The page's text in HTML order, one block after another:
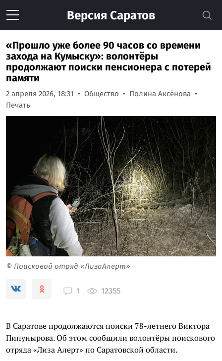
Версия Саратов
«Прошло уже более 90 часов со времени
захода на Кумыску»: волонтёры
продолжают поиски пенсионера с потерей
памяти
2 апреля 2026, 18:31 Общество
Полина Аксёнова
Печать
© Поисковой отряд «ЛизаАлерт»
1 12355
В Саратове продолжаются поиски 78-летнего Виктора
Пипунырова. Об этом сообщили волонтёры поискового
отряда «Лиза Алерт» по Саратовской области.